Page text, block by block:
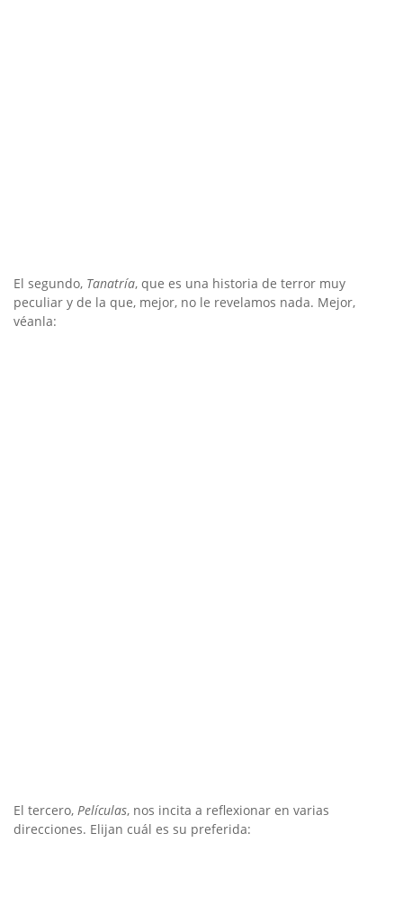
El segundo, Tanatría, que es una historia de terror muy
peculiar y de la que, mejor, no le revelamos nada. Mejor,
véanla:
El tercero, Películas, nos incita a reflexionar en varias
direcciones. Elijan cuál es su preferida: